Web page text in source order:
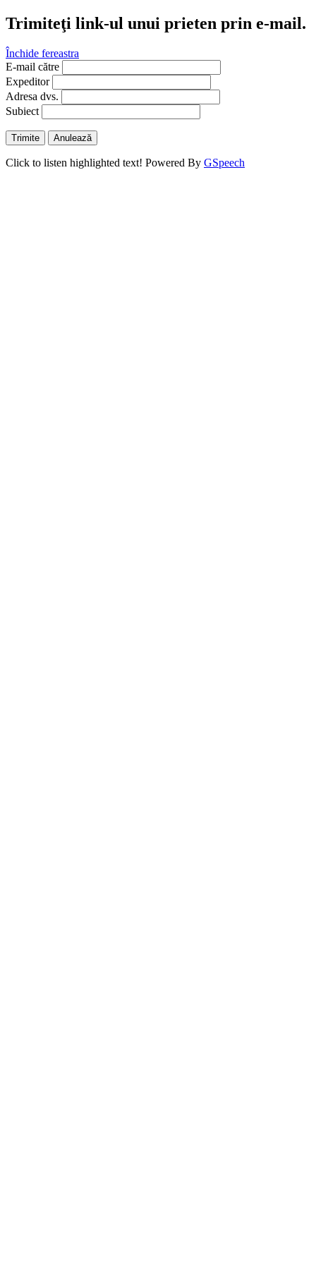
Trimiteţi link-ul unui prieten prin e-mail.
Închide fereastra
E-mail către
Expeditor
Adresa dvs.
Subiect
Trimite Anulează
Click to listen highlighted text! Powered By GSpeech